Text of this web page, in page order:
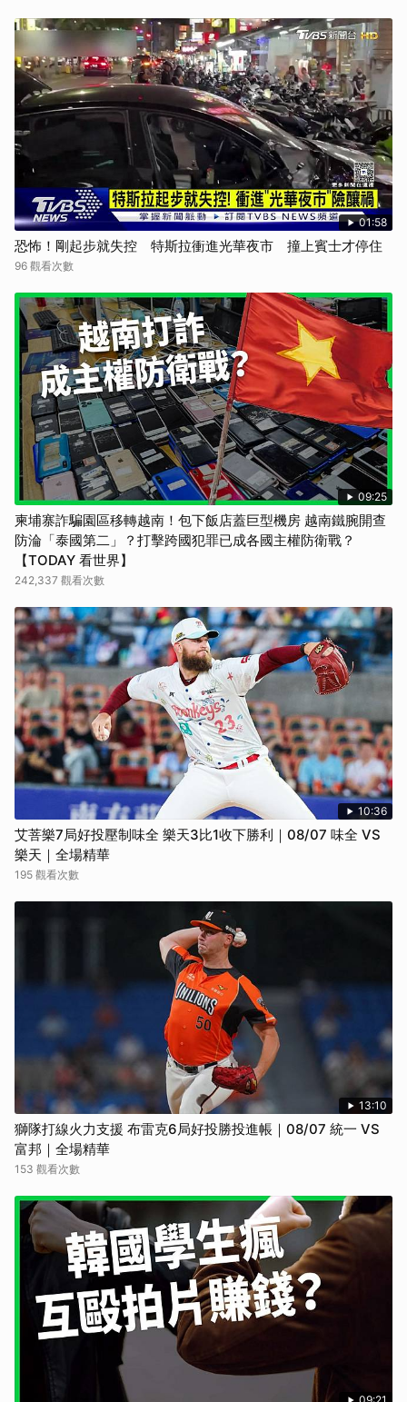
01:58
恐怖！剛起步就失控 特斯拉衝進光華夜市 撞上賓士才停住
96 觀看次數
09:25
柬埔寨詐騙園區移轉越南！包下飯店蓋巨型機房 越南鐵腕開查
防淪「泰國第二」？打擊跨國犯罪已成各國主權防衛戰？
【TODAY 看世界】
242,337 觀看次數
10:36
艾菩樂7局好投壓制味全 樂天3比1收下勝利｜08/07 味全 VS
樂天｜全場精華
195 觀看次數
13:10
獅隊打線火力支援 布雷克6局好投勝投進帳｜08/07 統一 VS
富邦｜全場精華
153 觀看次數